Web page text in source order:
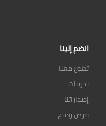
انضم إلينا
تطوع معنا
تدريبات
إصداراتنا
فرص ومنح